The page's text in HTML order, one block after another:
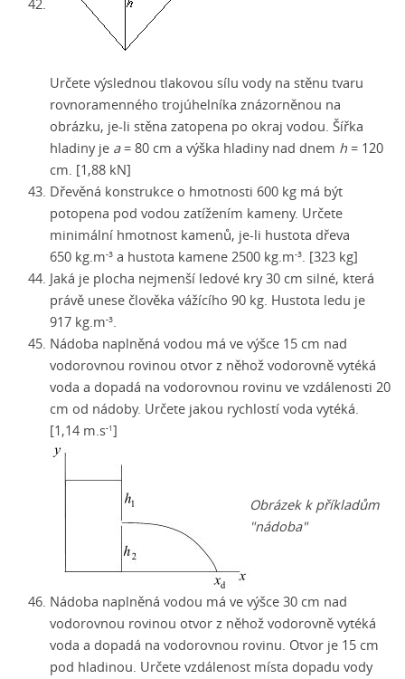
Určete výslednou tlakovou sílu vody na stěnu tvaru
rovnoramenného trojúhelníka znázorněnou na
obrázku, je-li stěna zatopena po okraj vodou. Šířka
hladiny je a= 80 cm a výška hladiny nad dnem h = 120
cm. [1,88 kN]
Dřevěná konstrukce o hmotnosti 600 kg má být
potopena pod vodou zatížením kameny. Určete
minimální hmotnost kamenů, je-li hustota dřeva
650 kg.m-3 a hustota kamene 2500 kg.m-3. [323 kg]
Jaká je plocha nejmenší ledové kry 30 cm silné, která
právě unese člověka vážícího 90 kg. Hustota ledu je
917 kg.m-3.
Nádoba naplněná vodou má ve výšce 15 cm nad
vodorovnou rovinou otvor z něhož vodorovně vytéká
voda a dopadá na vodorovnou rovinu ve vzdálenosti 20
cm od nádoby. Určete jakou rychlostí voda vytéká.
[1,14 m.s-1]
Obrázek k příkladům
"nádoba"
Nádoba naplněná vodou má ve výšce 30 cm nad
vodorovnou rovinou otvor z něhož vodorovně vytéká
voda a dopadá na vodorovnou rovinu. Otvor je 15 cm
pod hladinou. Určete vzdálenost místa dopadu vody